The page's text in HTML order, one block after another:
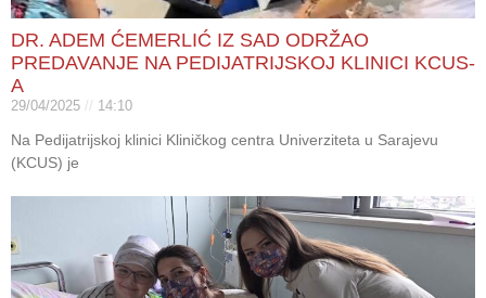
DR. ADEM ĆEMERLIĆ IZ SAD ODRŽAO
PREDAVANJE NA PEDIJATRIJSKOJ KLINICI KCUS-
A
29/04/2025 14:10
Na Pedijatrijskoj klinici Kliničkog centra Univerziteta u Sarajevu
(KCUS) je